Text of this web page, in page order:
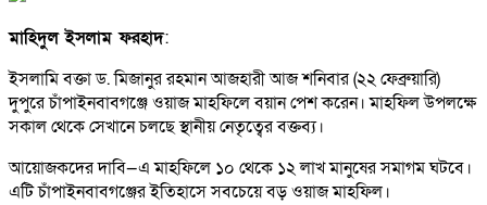
মাহিদুল ইসলাম ফরহাদ:
ইসলামি বক্তা ড. মিজানুর রহমান আজহারী আজ শনিবার (২২ ফেব্রুয়ারি)
দুপুরে চাঁপাইনবাবগঞ্জে ওয়াজ মাহফিলে বয়ান পেশ করেন। মাহফিল উপলক্ষে
সকাল থেকে সেখানে চলছে স্থানীয় নেতৃত্বের বক্তব্য।
আয়োজকদের দাবি—এ মাহফিলে ১০ থেকে ১২ লাখ মানুষের সমাগম ঘটবে।
এটি চাঁপাইনবাবগঞ্জের ইতিহাসে সবচেয়ে বড় ওয়াজ মাহফিল।